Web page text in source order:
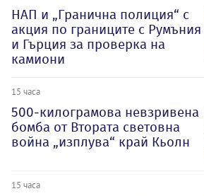
НАП и „Гранична полиция“ с
акция по границите с Румъния
и Гърция за проверка на
камиони
15 часа
500-килограмова невзривена
бомба от Втората световна
война „изплува“ край Кьолн
15 часа